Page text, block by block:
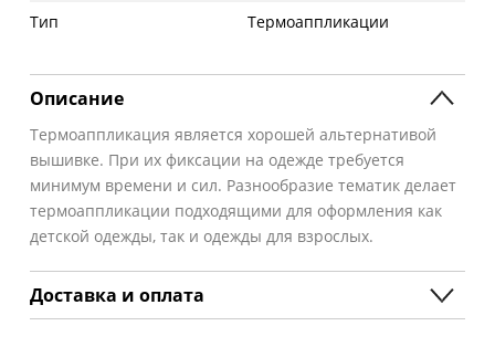
Тип
Термоаппликации
Описание
Термоаппликация является хорошей альтернативой
вышивке. При их фиксации на одежде требуется
минимум времени и сил. Разнообразие тематик делает
термоаппликации подходящими для оформления как
детской одежды, так и одежды для взрослых.
Доставка и оплата